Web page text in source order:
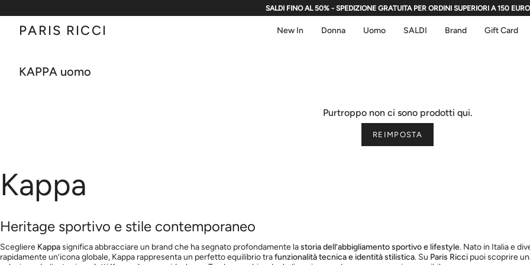
al
contenuto
SALDI FINO AL 50% - SPEDIZIONE GRATUITA PER ORDINI SUPERIORI A 150 EURO
PARIS RICCI New In Donna Uomo SALDI Brand Gift Card
KAPPA uomo
Purtroppo non ci sono prodotti qui.
REIMPOSTA
Kappa
Heritage sportivo e stile contemporaneo
Scegliere Kappasignifica abbracciare un brand che ha segnato profondamente lastoria dell’abbigliamento sportivo e lifestyle. Nato in Italia e
rapidamente un’icona globale, Kappa rappresenta un perfetto equilibrio trafunzionalità tecnica e identità stilistica. Su Paris Ricci puoi scoprire